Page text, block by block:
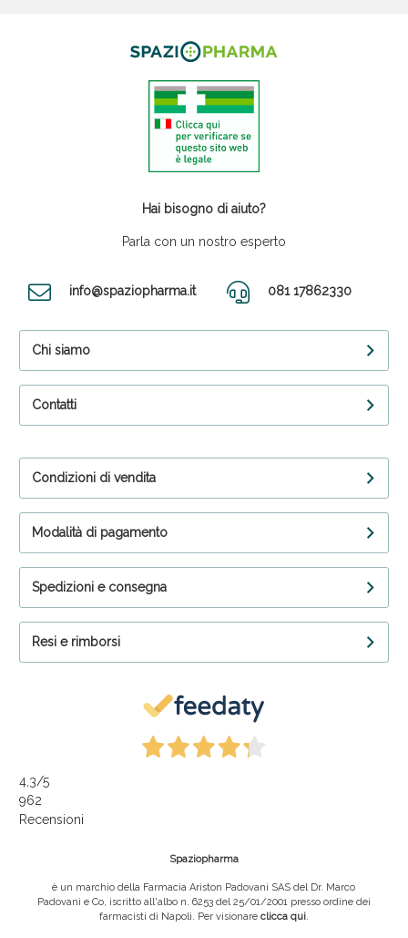
Hai bisogno di aiuto?
Parla con un nostro esperto
info@spaziopharma.it 081 17862330
Chi siamo
Contatti
Condizioni di vendita
Modalità di pagamento
Spedizioni e consegna
Resi e rimborsi
4,3/5
962
Recensioni
Spaziopharma
è un marchio della Farmacia Ariston Padovani SAS del Dr. Marco
Padovani e Co, iscritto all'albo n. 6253 del 25/01/2001 presso ordine dei
farmacisti di Napoli. Per visionare clicca qui.